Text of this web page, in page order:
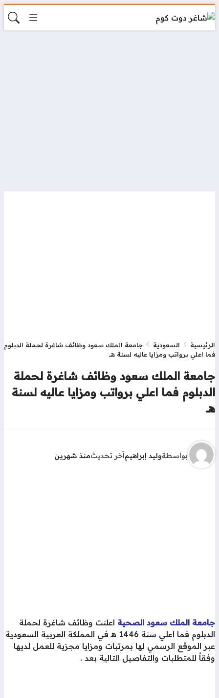
السعودية
جامعة الملك سعود وظائف شاغرة لحملة الدبلوم
اعلي برواتب ومزايا عاليه لسنة هــ
الملك سعود وظائف شاغرة لحملة
فما اعلي برواتب ومزايا عاليه لسنة
بواسطةوليد إبراهيمآخر تحديثمنذ شهرين
الملك سعود الصحيةاعلنت وظائف شاغرة لحملة
الدبلوم فما اعلي سنة 1446 هـ في المملكة العربية السعودية
الموقع الرسمي لها بمرتبات ومزايا مجزية للعمل لديها
للمتطلبات والتفاصيل التالية بعد .